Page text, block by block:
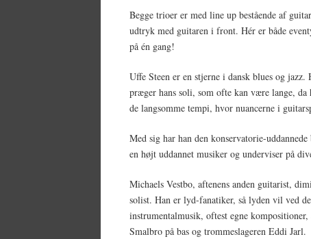
Begge trioer er med line up bestående af
udtryk med guitaren i front. Hér er både
på én gang!
Uffe Steen er en stjerne i dansk blues og
præger hans soli, som ofte kan være lange,
de langsomme tempi, hvor nuancerne i
Med sig har han den konservatorie-
en højt uddannet musiker og underviser på
Michaels Vestbo, aftenens anden guitarist,
solist. Han er lyd-fanatiker, så lyden vil ved
instrumentalmusik, oftest egne
Smalbro på bas og trommeslageren Eddi Jarl.